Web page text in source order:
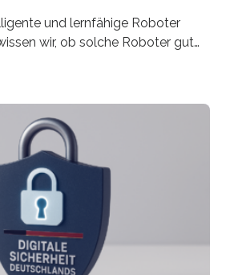
und lernfähige Roboter
wir, ob solche Roboter gut
neues Marie Skłodowska-Curie
1. September werden sich
vier Jahren insgesamt 15
von CAVECORE mit
beschäftigen – also mit Robotern,
ihre Umgebung erfassen,
und häufig auch mit…